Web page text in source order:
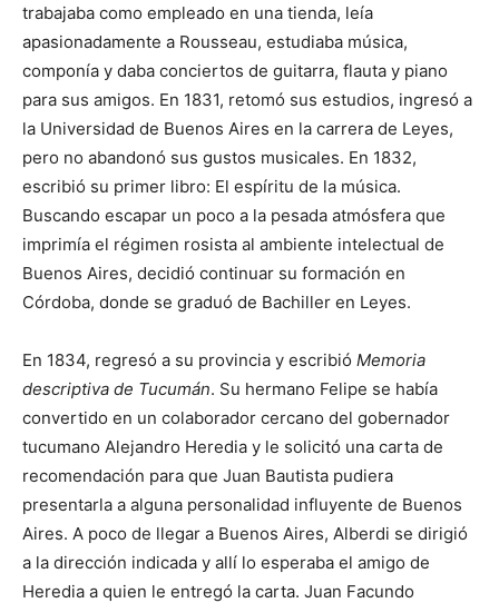
trabajaba como empleado en una tienda, leía
apasionadamente a Rousseau, estudiaba música,
componía y daba conciertos de guitarra, flauta y piano
para sus amigos. En 1831, retomó sus estudios, ingresó a
la Universidad de Buenos Aires en la carrera de Leyes,
pero no abandonó sus gustos musicales. En 1832,
escribió su primer libro: El espíritu de la música.
Buscando escapar un poco a la pesada atmósfera que
imprimía el régimen rosista al ambiente intelectual de
Buenos Aires, decidió continuar su formación en
Córdoba, donde se graduó de Bachiller en Leyes.
En 1834, regresó a su provincia y escribió Memoria
descriptiva de Tucumán. Su hermano Felipe se había
convertido en un colaborador cercano del gobernador
tucumano Alejandro Heredia y le solicitó una carta de
recomendación para que Juan Bautista pudiera
presentarla a alguna personalidad influyente de Buenos
Aires. A poco de llegar a Buenos Aires, Alberdi se dirigió
a la dirección indicada y allí lo esperaba el amigo de
Heredia a quien le entregó la carta. Juan Facundo